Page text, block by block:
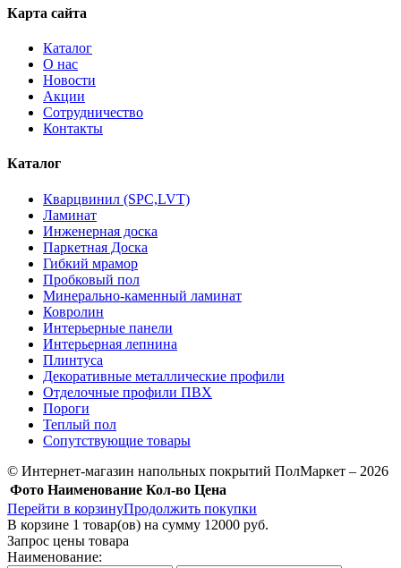
Карта сайта
Каталог
О нас
Новости
Акции
Сотрудничество
Контакты
Каталог
Кварцвинил (SPC,LVT)
Ламинат
Инженерная доска
Паркетная Доска
Гибкий мрамор
Пробковый пол
Минерально-каменный ламинат
Ковролин
Интерьерные панели
Интерьерная лепнина
Плинтуса
Декоративные металлические профили
Отделочные профили ПВХ
Пороги
Теплый пол
Сопутствующие товары
© Интернет-магазин напольных покрытий ПолМаркет – 2026
Фото Наименование Кол-во Цена
Перейти в корзинуПродолжить покупки
В корзине 1 товар(ов) на сумму 12000 руб.
Запрос цены товара
Наименование: